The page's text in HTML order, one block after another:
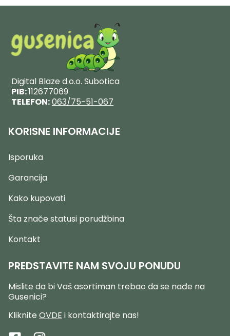
Digital Blaze d.o.o. Subotica
PIB:112677069
TELEFON:063/75-51-067
KORISNE INFORMACIJE
Isporuka
Garancija
Kako kupovati
Šta znače statusi porudžbina
Kontakt
PREDSTAVITE NAM SVOJU PONUDU
Mislite da bi Vaš asortiman trebao da se nađe na
Gusenici?
Kliknite OVDE i kontaktirajte nas!